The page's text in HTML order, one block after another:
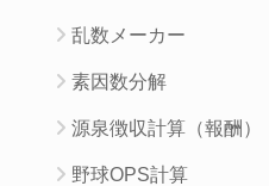
乱数メーカー
素因数分解
源泉徴収計算（報酬）
野球OPS計算